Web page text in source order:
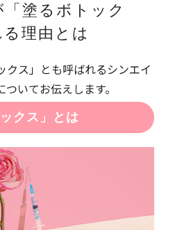
塗るボトック
理由とは
クス」とも呼ばれるシンエイ
いてお伝えします。
ックス」とは